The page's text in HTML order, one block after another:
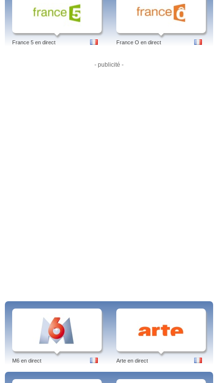
France 5 en direct France O en direct
- publicité -
M6 en direct Arte en direct